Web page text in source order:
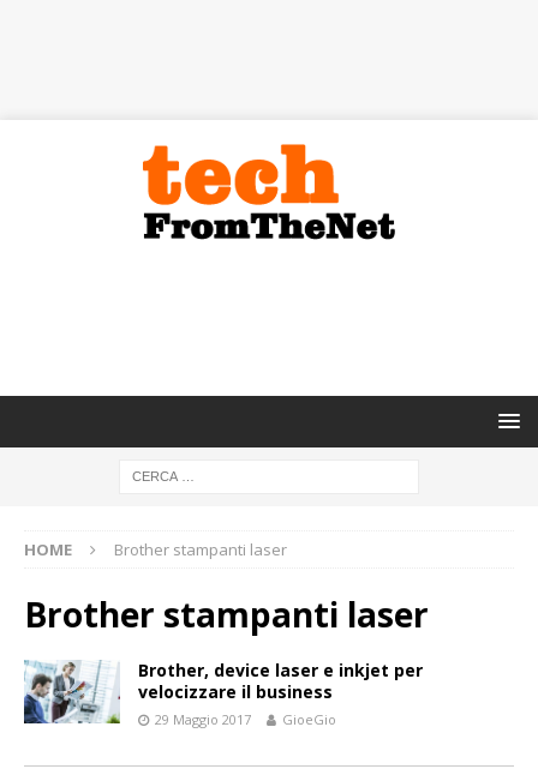
HOME Brother stampanti laser
Brother stampanti laser
Brother, device laser e inkjet per
velocizzare il business
29 Maggio 2017 GioeGio